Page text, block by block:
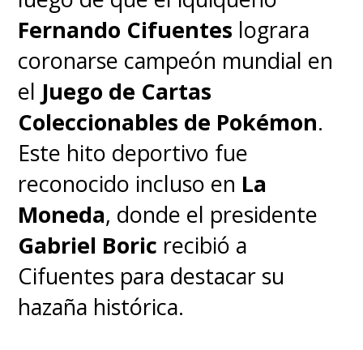
Fernando Cifuentes lograra
coronarse campeón mundial en
el Juego de Cartas
Coleccionables de Pokémon.
Este hito deportivo fue
reconocido incluso en La
Moneda, donde el presidente
Gabriel Boric recibió a
Cifuentes para destacar su
hazaña histórica.